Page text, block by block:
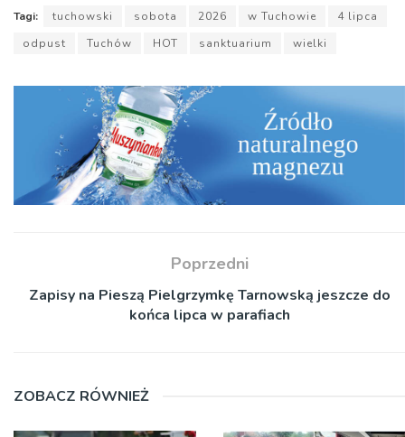
Tagi: tuchowski sobota 2026 w Tuchowie
4 lipca
odpust
Tuchów HOT sanktuarium wielki
Poprzedni
Zapisy na Pieszą Pielgrzymkę Tarnowską jeszcze do
końca lipca w parafiach
ZOBACZ RÓWNIEŻ